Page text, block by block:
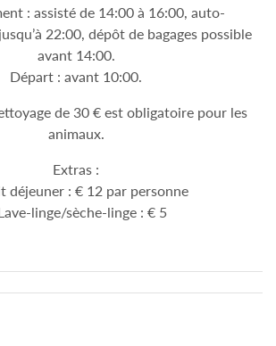
: assisté de 14:00 à 16:00, auto-
22:00, dépôt de bagages possible
avant 14:00.
Départ : avant 10:00.
de 30 € est obligatoire pour les
animaux.
Extras :
déjeuner : € 12 par personne
linge/sèche-linge : € 5